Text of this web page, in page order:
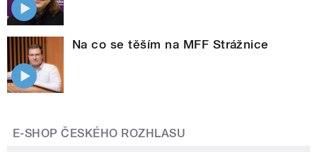
Na co se těším na MFF Strážnice
E-SHOP ČESKÉHO ROZHLASU